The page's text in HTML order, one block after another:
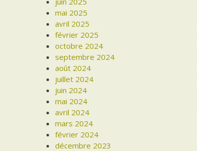
mai 2025
avril 2025
février 2025
octobre 2024
septembre 2024
août 2024
juillet 2024
juin 2024
mai 2024
avril 2024
mars 2024
février 2024
décembre 2023